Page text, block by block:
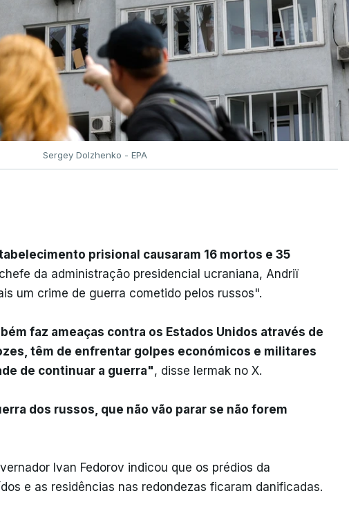
Sergey Dolzhenko - EPA
prisional causaram 16 mortos e 35
da administração presidencial ucraniana, Andriï
um crime de guerra cometido pelos russos".
faz ameaças contra os Estados Unidos através de
têm de enfrentar golpes económicos e militares
de continuar a guerra", disse Iermak no X.
dos russos, que não vão parar se não forem
Ivan Fedorov indicou que os prédios da
e as residências nas redondezas ficaram danificadas.